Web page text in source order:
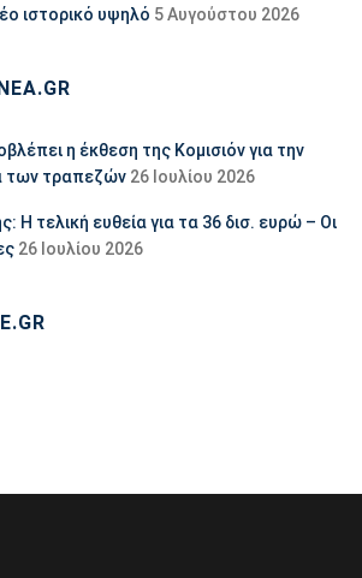
ιστορικό υψηλό 5 Αυγούστου 2026
η έκθεση της Κομισιόν για την
των τραπεζών 26 Ιουλίου 2026
Η τελική ευθεία για τα 36 δισ. ευρώ – Οι
26 Ιουλίου 2026